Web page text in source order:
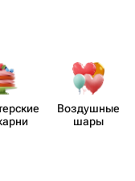
Воздушные
шары